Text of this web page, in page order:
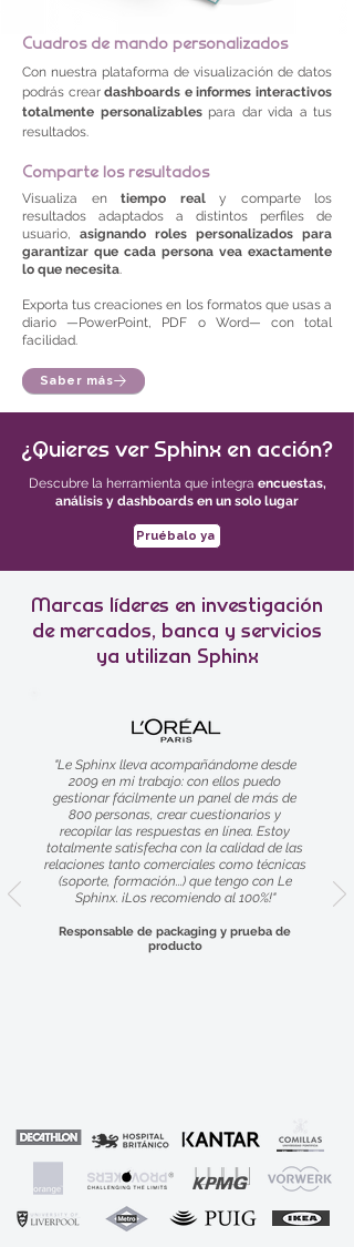
Cuadros de mando personalizados
Con nuestra plataforma de visualización de datos
podrás creardashboards e informes interactivos
totalmente personalizablespara dar vida a tus
resultados.
Comparte los resultados
Visualiza entiempo real y comparte los
resultados adaptados a distintos perfiles de
usuario, asignando roles personalizados para
garantizar que cada persona vea exactamente
lo que necesita.
Exporta tus creaciones en los formatos que usas a
diario —PowerPoint, PDF o Word— con total
facilidad.
Saber más
¿Quieres ver Sphinx en acción?
Descubre la herramienta que integra encuestas,
análisis y dashboards en un solo lugar
Pruébalo ya
Marcas líderes en investigación
de mercados, banca y servicios
ya utilizan Sphinx
"Le Sphinx lleva acompañándome desde
2009 en mi trabajo: con ellos puedo
gestionar fácilmente un panel de más de
800 personas, crear cuestionarios y
recopilar las respuestas en línea. Estoy
totalmente satisfecha con la calidad de las
relaciones tanto comerciales como técnicas
(soporte, formación...) que tengo con Le
Sphinx. ¡Los recomiendo al 100%!"
Responsable de packaging y prueba de
producto